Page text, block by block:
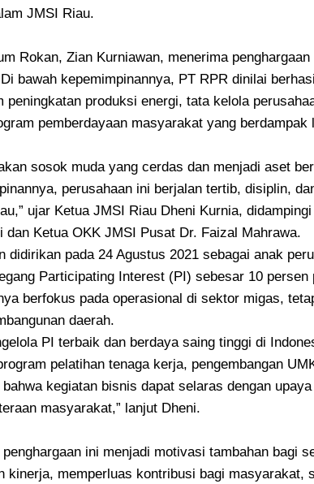
JMSI Riau.
Rokan, Zian Kurniawan, menerima
bawah kepemimpinannya, PT RPR dinilai
produksi energi, tata kelola
pemberdayaan masyarakat yang berdampak
sosok muda yang cerdas dan menjadi aset
perusahaan ini berjalan tertib, disiplin,
ujar Ketua JMSI Riau Dheni Kurnia,
Ketua OKK JMSI Pusat Dr. Faizal Mahrawa.
didirikan pada 24 Agustus 2021 sebagai anak
Participating Interest (PI) sebesar 10 persen
berfokus pada operasional di sektor migas,
daerah.
PI terbaik dan berdaya saing tinggi di
pelatihan tenaga kerja, pengembangan
kegiatan bisnis dapat selaras dengan
masyarakat,” lanjut Dheni.
ini menjadi motivasi tambahan bagi
kinerja, memperluas kontribusi bagi masyarakat,